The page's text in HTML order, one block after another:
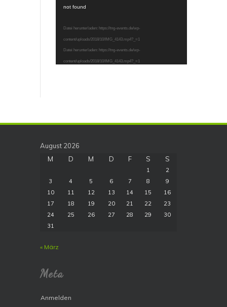
Player
not found
Datei herunterladen: https://tng-events.de/wp-
content/uploads/2018/10/IMG_4143.mp4?_=1
Datei herunterladen: https://tng-events.de/wp-
content/uploads/2018/10/IMG_4143.mp4?_=1
August 2026
M
D M D F S S
1
2
3
4 5 6 7 8
9
10
11 12 13 14 15
16
17
18 19 20 21 22
23
24
25 26 27 28 29
30
31
« März
Meta
Anmelden